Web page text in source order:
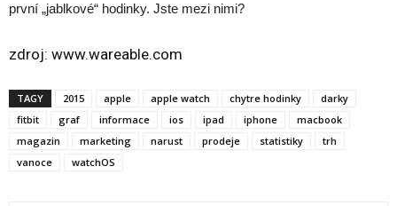
první „jablkové“ hodinky. Jste mezi nimi?
zdroj: www.wareable.com
TAGY 2015 apple apple watch chytre hodinky
darky
fitbit
graf informace ios ipad iphone
macbook
magazin
marketing narust prodeje statistiky
trh
vanoce
watchOS